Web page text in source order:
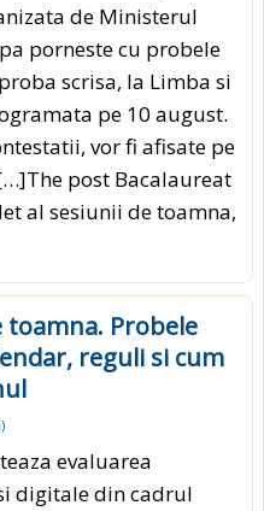
de Ministerul
porneste cu probele
scrisa, la Limba si
pe 10 august.
vor fi afisate pe
post Bacalaureat
al sesiunii de toamna,
toamna. Probele
reguli si cum
)
evaluarea
digitale din cadrul